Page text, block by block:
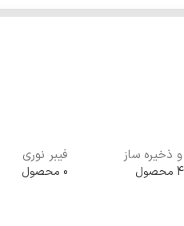
ذخیره ساز فیبر نوری
0 محصول